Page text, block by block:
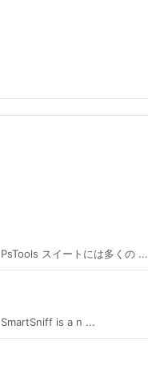
スイートには多くの ...
SmartSniff is a n ...